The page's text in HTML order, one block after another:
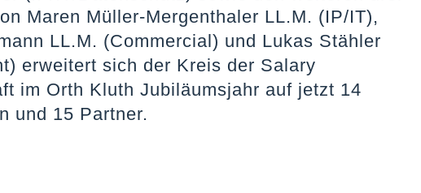
Maren Müller-Mergenthaler LL.M. (IP/IT),
LL.M. (Commercial) und Lukas Stähler
erweitert sich der Kreis der Salary
im Orth Kluth Jubiläumsjahr auf jetzt 14
und 15 Partner.